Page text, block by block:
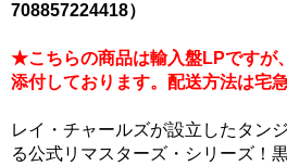
708857224418）
★こちらの商品は輸入盤LPですが
添付しております。配送方法は宅
レイ・チャールズが設立したタン
る公式リマスターズ・シリーズ！